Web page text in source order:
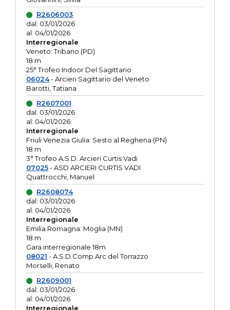
R2606003
dal: 03/01/2026
al: 04/01/2026
Interregionale
Veneto: Tribano (PD)
18 m
25° Trofeo Indoor Del Sagittario
06024- Arcieri Sagittario del Veneto
Barotti, Tatiana
R2607001
dal: 03/01/2026
al: 04/01/2026
Interregionale
Friuli Venezia Giulia: Sesto al Reghena (PN)
18 m
3° Trofeo A.S.D. Arcieri Curtis Vadi
07025- ASD ARCIERI CURTIS VADI
Quattrocchi, Manuel
R2608074
dal: 03/01/2026
al: 04/01/2026
Interregionale
Emilia Romagna: Moglia (MN)
18 m
Gara interregionale 18m
08021 - A.S.D.Comp.Arc.del Torrazzo
Morselli, Renato
R2609001
dal: 03/01/2026
al: 04/01/2026
Interregionale